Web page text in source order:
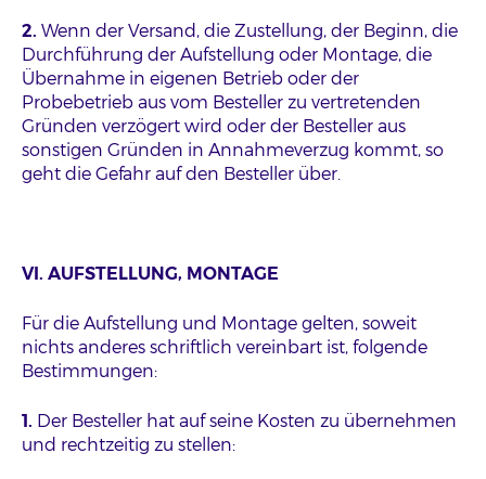
2. Wenn der Versand, die Zustellung, der Beginn, die
Durchführung der Aufstellung oder Montage, die
Übernahme in eigenen Betrieb oder der
Probebetrieb aus vom Besteller zu vertretenden
Gründen verzögert wird oder der Besteller aus
sonstigen Gründen in Annahmeverzug kommt, so
geht die Gefahr auf den Besteller über.
VI. AUFSTELLUNG, MONTAGE
Für die Aufstellung und Montage gelten, soweit
nichts anderes schriftlich vereinbart ist, folgende
Bestimmungen:
1. Der Besteller hat auf seine Kosten zu übernehmen
und rechtzeitig zu stellen: